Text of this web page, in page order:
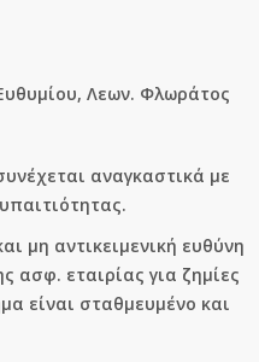
Λεων. Φλωράτος
αναγκαστικά με
μη αντικειμενική ευθύνη
ασφ. εταιρίας για ζημίες
είναι σταθμευμένο και